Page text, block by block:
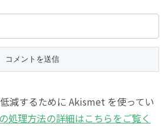
減するために Akismet を使ってい
処理方法の詳細はこちらをご覧く